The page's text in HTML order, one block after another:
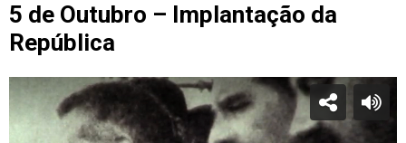
5 de Outubro – Implantação da
República